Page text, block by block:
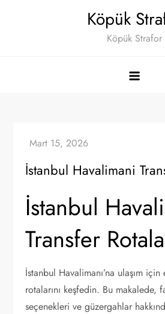
Köpük
Köpük Strafor
İstanbul Havalimani
İstanbul
Transfer
İstanbul Havalimanı’na ulaşım
rotalarını keşfedin. Bu makalede,
seçenekleri ve güzergahlar